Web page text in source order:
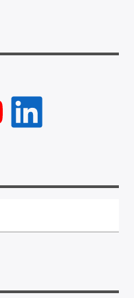
LinkedIn